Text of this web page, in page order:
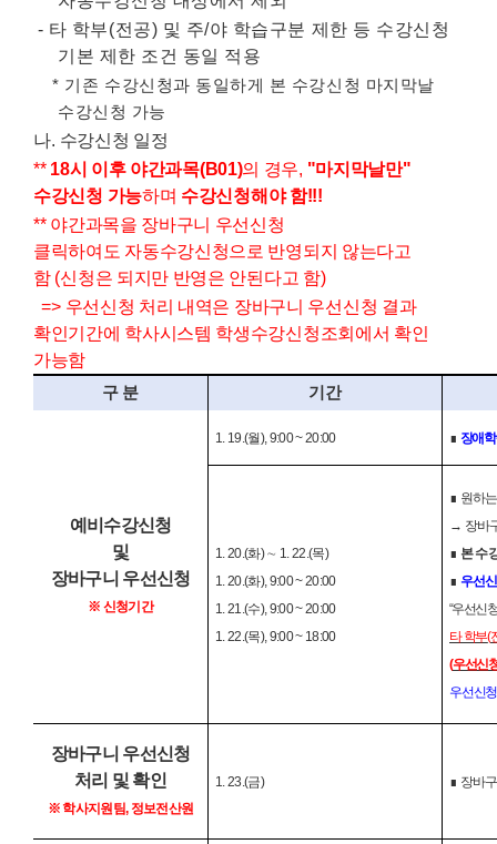
- 타 학부(전공) 및 주/야 학습구분 제한 등 수강신청
기본 제한 조건 동일 적용
* 기존 수강신청과 동일하게 본 수강신청 마지막날
수강신청 가능
나. 수강신청 일정
** 18시 이후 야간과목(B01)의 경우, "마지막날만"
수강신청 가능하며 수강신청해야 함!!!
** 야간과목을 장바구니 우선신청
클릭하여도 자동수강신청으로 반영되지 않는다고
함 (신청은 되지만 반영은 안된다고 함)
=> 우선신청 처리 내역은 장바구니 우선신청 결과
확인기간에 학사시스템 학생수강신청조회에서 확인
가능함
구 분 기간
예비수강신청
및
장바구니 우선신청
※ 신청기간
1. 19.(월), 9:00 ~ 20:00 ∎ 장애
1. 20.(화)∼ 1. 22.(목)
1. 20.(화), 9:00 ~ 20:00
1. 21.(수), 9:00 ~ 20:00
1. 22.(목), 9:00 ~ 18:00
∎ 원하
→ 장바
∎ 본 수
∎ 우선
“우선신
타 학부(
(우선신
우선신
장바구니 우선신청
처리 및 확인
※ 학사지원팀, 정보전산원
1. 23.(금) ∎ 장바